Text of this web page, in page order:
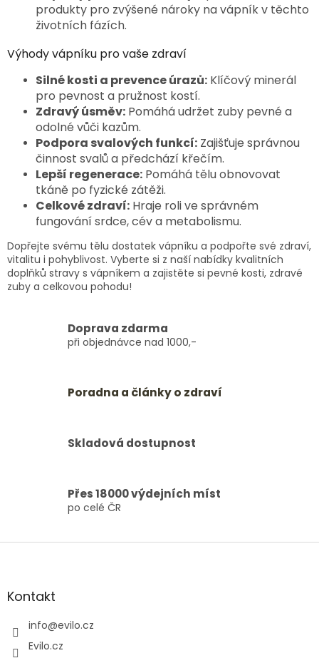
produkty pro zvýšené nároky na vápník v těchto
životních fázích.
Výhody vápníku pro vaše zdraví
Silné kosti a prevence úrazů: Klíčový minerál
pro pevnost a pružnost kostí.
Zdravý úsměv: Pomáhá udržet zuby pevné a
odolné vůči kazům.
Podpora svalových funkcí: Zajišťuje správnou
činnost svalů a předchází křečím.
Lepší regenerace: Pomáhá tělu obnovovat
tkáně po fyzické zátěži.
Celkové zdraví: Hraje roli ve správném
fungování srdce, cév a metabolismu.
Dopřejte svému tělu dostatek vápníku a podpořte své zdraví,
vitalitu i pohyblivost. Vyberte si z naší nabídky kvalitních
doplňků stravy s vápníkem a zajistěte si pevné kosti, zdravé
zuby a celkovou pohodu!
Doprava zdarma
při objednávce nad 1000,-
Poradna a články o zdraví
Skladová dostupnost
Přes 18000 výdejních míst
po celé ČR
Z
aKontakt
info@evilo.cz
Evilo.cz